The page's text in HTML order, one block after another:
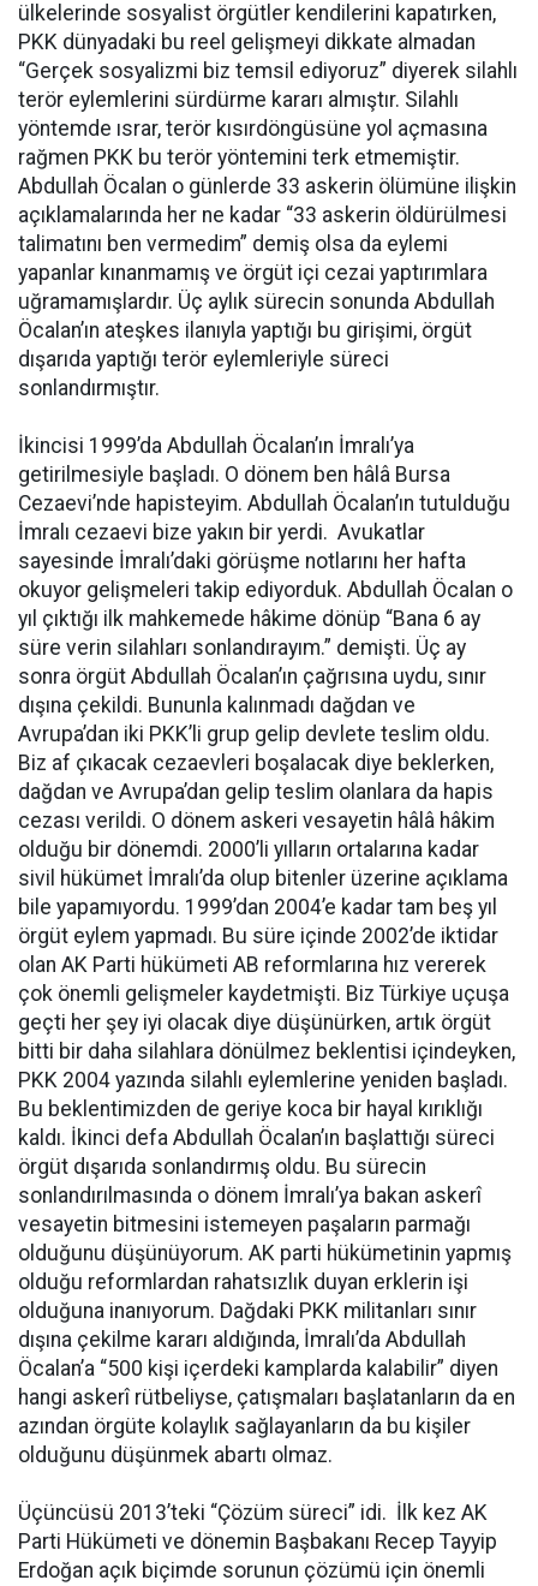
ülkelerinde sosyalist örgütler kendilerini kapatırken,
PKK dünyadaki bu reel gelişmeyi dikkate almadan
“Gerçek sosyalizmi biz temsil ediyoruz” diyerek silahlı
terör eylemlerini sürdürme kararı almıştır. Silahlı
yöntemde ısrar, terör kısırdöngüsüne yol açmasına
rağmen PKK bu terör yöntemini terk etmemiştir.
Abdullah Öcalan o günlerde 33 askerin ölümüne ilişkin
açıklamalarında her ne kadar “33 askerin öldürülmesi
talimatını ben vermedim” demiş olsa da eylemi
yapanlar kınanmamış ve örgüt içi cezai yaptırımlara
uğramamışlardır. Üç aylık sürecin sonunda Abdullah
Öcalan’ın ateşkes ilanıyla yaptığı bu girişimi, örgüt
dışarıda yaptığı terör eylemleriyle süreci
sonlandırmıştır.
İkincisi 1999’da Abdullah Öcalan’ın İmralı’ya
getirilmesiyle başladı. O dönem ben hâlâ Bursa
Cezaevi’nde hapisteyim. Abdullah Öcalan’ın tutulduğu
İmralı cezaevi bize yakın bir yerdi. Avukatlar
sayesinde İmralı’daki görüşme notlarını her hafta
okuyor gelişmeleri takip ediyorduk. Abdullah Öcalan o
yıl çıktığı ilk mahkemede hâkime dönüp “Bana 6 ay
süre verin silahları sonlandırayım.” demişti. Üç ay
sonra örgüt Abdullah Öcalan’ın çağrısına uydu, sınır
dışına çekildi. Bununla kalınmadı dağdan ve
Avrupa’dan iki PKK’li grup gelip devlete teslim oldu.
Biz af çıkacak cezaevleri boşalacak diye beklerken,
dağdan ve Avrupa’dan gelip teslim olanlara da hapis
cezası verildi. O dönem askeri vesayetin hâlâ hâkim
olduğu bir dönemdi. 2000’li yılların ortalarına kadar
sivil hükümet İmralı’da olup bitenler üzerine açıklama
bile yapamıyordu. 1999’dan 2004’e kadar tam beş yıl
örgüt eylem yapmadı. Bu süre içinde 2002’de iktidar
olan AK Parti hükümeti AB reformlarına hız vererek
çok önemli gelişmeler kaydetmişti. Biz Türkiye uçuşa
geçti her şey iyi olacak diye düşünürken, artık örgüt
bitti bir daha silahlara dönülmez beklentisi içindeyken,
PKK 2004 yazında silahlı eylemlerine yeniden başladı.
Bu beklentimizden de geriye koca bir hayal kırıklığı
kaldı. İkinci defa Abdullah Öcalan’ın başlattığı süreci
örgüt dışarıda sonlandırmış oldu. Bu sürecin
sonlandırılmasında o dönem İmralı’ya bakan askerî
vesayetin bitmesini istemeyen paşaların parmağı
olduğunu düşünüyorum. AK parti hükümetinin yapmış
olduğu reformlardan rahatsızlık duyan erklerin işi
olduğuna inanıyorum. Dağdaki PKK militanları sınır
dışına çekilme kararı aldığında, İmralı’da Abdullah
Öcalan’a “500 kişi içerdeki kamplarda kalabilir” diyen
hangi askerî rütbeliyse, çatışmaları başlatanların da en
azından örgüte kolaylık sağlayanların da bu kişiler
olduğunu düşünmek abartı olmaz.
Üçüncüsü 2013’teki “Çözüm süreci” idi. İlk kez AK
Parti Hükümeti ve dönemin Başbakanı Recep Tayyip
Erdoğan açık biçimde sorunun çözümü için önemli